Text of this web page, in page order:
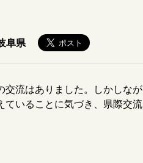
阜県
交流はありました。しかしなが
ていることに気づき、県際交流